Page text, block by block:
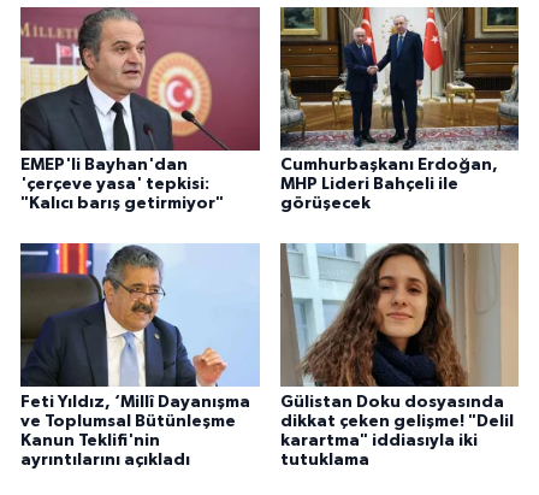
EMEP'li Bayhan'dan
'çerçeve yasa' tepkisi:
"Kalıcı barış getirmiyor"
Cumhurbaşkanı Erdoğan,
MHP Lideri Bahçeli ile
görüşecek
Feti Yıldız, ‘Millî Dayanışma
ve Toplumsal Bütünleşme
Kanun Teklifi'nin
ayrıntılarını açıkladı
Gülistan Doku dosyasında
dikkat çeken gelişme! "Delil
karartma" iddiasıyla iki
tutuklama